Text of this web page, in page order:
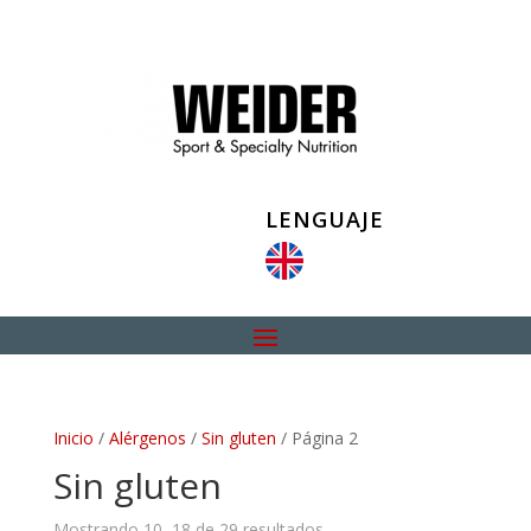
LENGUAJE
Inicio / Alérgenos / Sin gluten / Página 2
Sin gluten